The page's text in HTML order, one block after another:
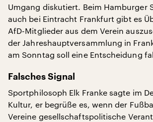
Umgang diskutiert. Beim Hamburger
auch bei Eintracht Frankfurt gibt es
AfD-Mitglieder aus dem Verein
der Jahreshauptversammlung in
am Sonntag soll eine Entscheidung
Falsches Signal
Sportphilosoph Elk Franke sagte im
Kultur, er begrüße es, wenn der
Vereine gesellschaftspolitische